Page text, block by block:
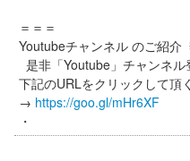
＝＝＝
Youtubeチャンネル のご紹介
是非「Youtube」チャンネ
下記のURLをクリックして頂
→ https://goo.gl/mHr6XF
・